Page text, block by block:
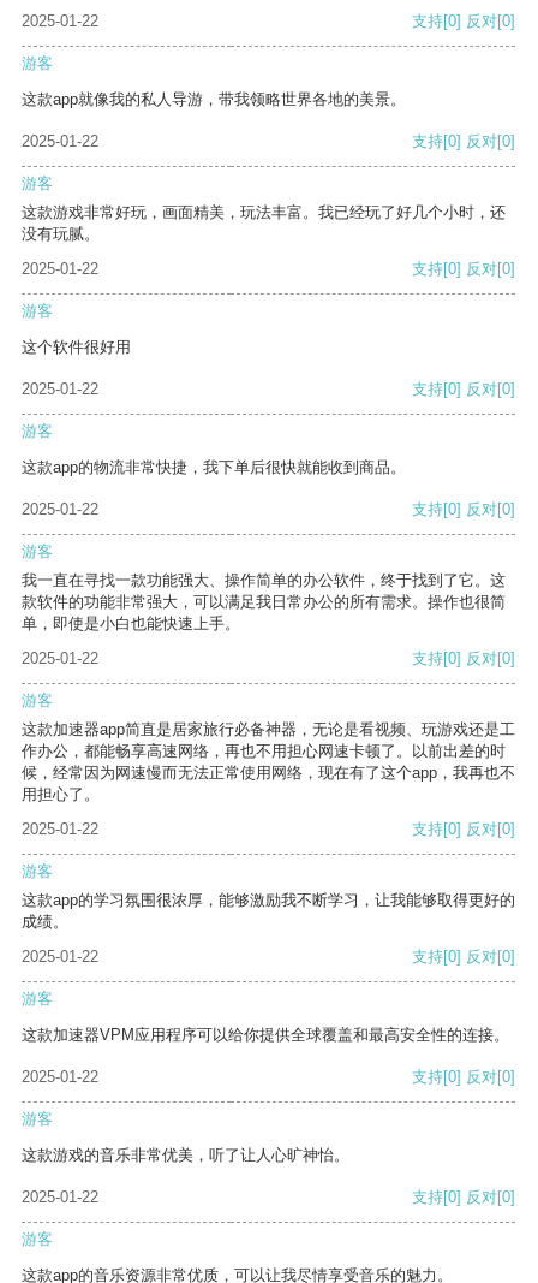
2025-01-22 支持[0] 反对[0]
游客
这款app就像我的私人导游，带我领略世界各地的美景。
2025-01-22 支持[0] 反对[0]
游客
这款游戏非常好玩，画面精美，玩法丰富。我已经玩了好几个小时，还
没有玩腻。
2025-01-22
支持[0] 反对[0]
游客
这个软件很好用
2025-01-22 支持[0] 反对[0]
游客
这款app的物流非常快捷，我下单后很快就能收到商品。
2025-01-22 支持[0] 反对[0]
游客
我一直在寻找一款功能强大、操作简单的办公软件，终于找到了它。这
款软件的功能非常强大，可以满足我日常办公的所有需求。操作也很简
单，即使是小白也能快速上手。
2025-01-22
支持[0] 反对[0]
游客
这款加速器app简直是居家旅行必备神器，无论是看视频、玩游戏还是工
作办公，都能畅享高速网络，再也不用担心网速卡顿了。以前出差的时
候，经常因为网速慢而无法正常使用网络，现在有了这个app，我再也不
用担心了。
2025-01-22
支持[0] 反对[0]
游客
这款app的学习氛围很浓厚，能够激励我不断学习，让我能够取得更好的
成绩。
2025-01-22
支持[0] 反对[0]
游客
这款加速器VPM应用程序可以给你提供全球覆盖和最高安全性的连接。
2025-01-22 支持[0] 反对[0]
游客
这款游戏的音乐非常优美，听了让人心旷神怡。
2025-01-22 支持[0] 反对[0]
游客
这款app的音乐资源非常优质，可以让我尽情享受音乐的魅力。